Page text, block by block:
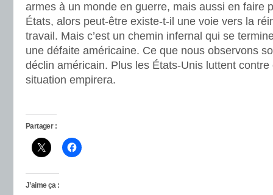
armes à un monde en guerre, mais aussi en faire
États, alors peut-être existe-t-il une voie vers la
travail. Mais c’est un chemin infernal qui se
une défaite américaine. Ce que nous observons
déclin américain. Plus les États-Unis luttent
situation empirera.
Partager :
J’aime ça :